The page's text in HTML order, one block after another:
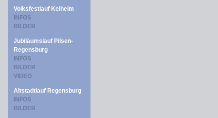
Volksfestlauf Kelheim
INFOS
BILDER
Jubiläumslauf Pilsen-
Regensburg
INFOS
BILDER
VIDEO
Altstadtlauf Regensburg
INFOS
BILDER